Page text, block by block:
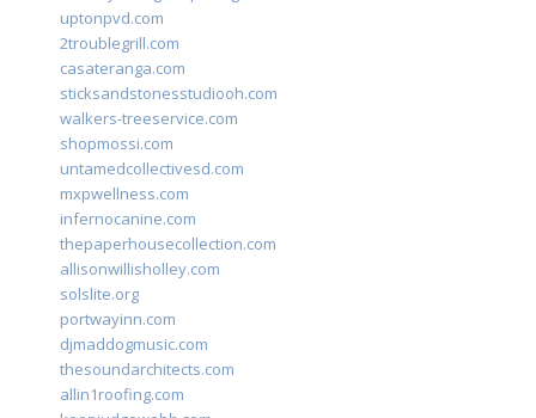
uptonpvd.com
2troublegrill.com
casateranga.com
sticksandstonesstudiooh.com
walkers-treeservice.com
shopmossi.com
untamedcollectivesd.com
mxpwellness.com
infernocanine.com
thepaperhousecollection.com
allisonwillisholley.com
solslite.org
portwayinn.com
djmaddogmusic.com
thesoundarchitects.com
allin1roofing.com